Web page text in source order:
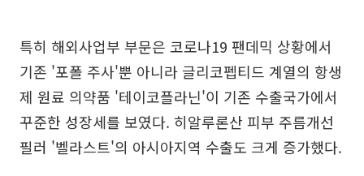
특히 해외사업부 부문은 코로나19 팬데믹 상황에서
기존 '포폴 주사'뿐 아니라 글리코펩티드 계열의 항생
제 원료 의약품 '테이코플라닌'이 기존 수출국가에서
꾸준한 성장세를 보였다. 히알루론산 피부 주름개선
필러 '벨라스트'의 아시아지역 수출도 크게 증가했다.